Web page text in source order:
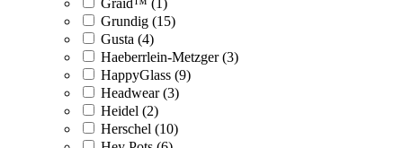
Grundig (15)
Gusta (4)
Haeberrlein-Metzger (3)
HappyGlass (9)
Headwear (3)
Heidel (2)
Herschel (10)